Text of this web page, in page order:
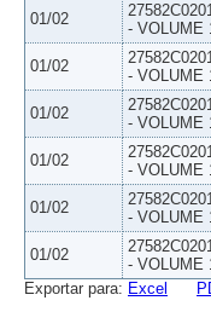
01/02
- VOLUME
01/02
- VOLUME
01/02
- VOLUME
01/02
- VOLUME
01/02
- VOLUME
01/02
- VOLUME
Exportar para: Excel